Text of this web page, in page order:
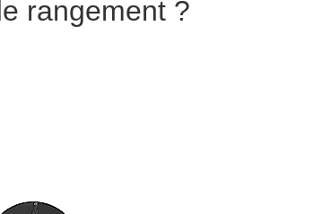
rangement ?